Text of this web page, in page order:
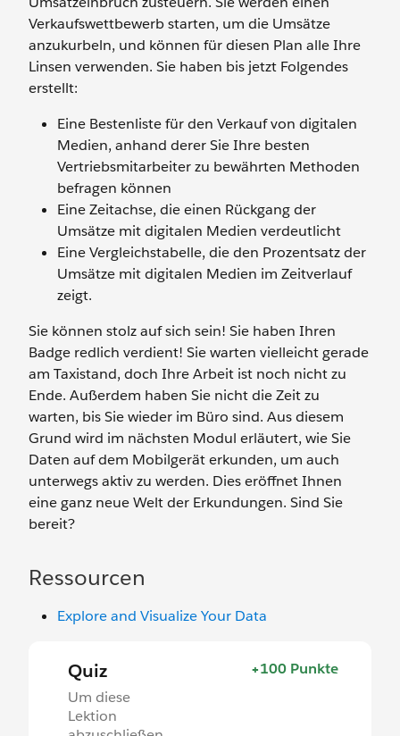
Verkaufswettbewerb starten, um die Umsätze
anzukurbeln, und können für diesen Plan alle Ihre
Linsen verwenden. Sie haben bis jetzt Folgendes
erstellt:
Eine Bestenliste für den Verkauf von digitalen
Medien, anhand derer Sie Ihre besten
Vertriebsmitarbeiter zu bewährten Methoden
befragen können
Eine Zeitachse, die einen Rückgang der
Umsätze mit digitalen Medien verdeutlicht
Eine Vergleichstabelle, die den Prozentsatz der
Umsätze mit digitalen Medien im Zeitverlauf
zeigt.
Sie können stolz auf sich sein! Sie haben Ihren
Badge redlich verdient! Sie warten vielleicht gerade
am Taxistand, doch Ihre Arbeit ist noch nicht zu
Ende. Außerdem haben Sie nicht die Zeit zu
warten, bis Sie wieder im Büro sind. Aus diesem
Grund wird im nächsten Modul erläutert, wie Sie
Daten auf dem Mobilgerät erkunden, um auch
unterwegs aktiv zu werden. Dies eröffnet Ihnen
eine ganz neue Welt der Erkundungen. Sind Sie
bereit?
Ressourcen
Explore and Visualize Your Data